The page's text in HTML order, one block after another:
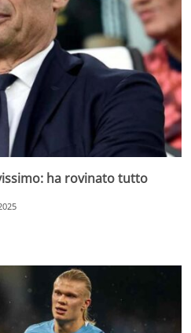
ha rovinato tutto